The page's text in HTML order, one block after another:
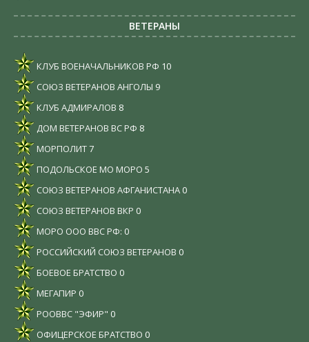
ВЕТЕРАНЫ
КЛУБ ВОЕНАЧАЛЬНИКОВ РФ 10
СОЮЗ ВЕТЕРАНОВ АНГОЛЫ 9
КЛУБ АДМИРАЛОВ 8
ДОМ ВЕТЕРАНОВ ВС РФ 8
МОРПОЛИТ7
ПОДОЛЬСКОЕ МО МОРО 5
СОЮЗ ВЕТЕРАНОВ АФГАНИСТАНА 0
СОЮЗ ВЕТЕРАНОВ ВКР 0
МОРО ООО ВВС РФ: 0
РОССИЙСКИЙ СОЮЗ ВЕТЕРАНОВ 0
БОЕВОЕ БРАТСТВО 0
МЕГАПИР 0
РООВВС "ЭФИР" 0
ОФИЦЕРСКОЕ БРАТСТВО 0